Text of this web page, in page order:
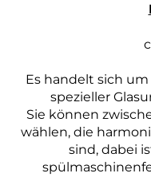
Es handelt sich
spezieller
Sie können
wählen, die
sind, dabei